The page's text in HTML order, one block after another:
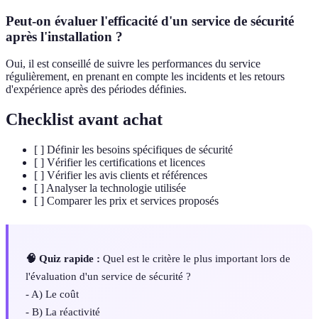
Peut-on évaluer l'efficacité d'un service de sécurité
après l'installation ?
Oui, il est conseillé de suivre les performances du service
régulièrement, en prenant en compte les incidents et les retours
d'expérience après des périodes définies.
Checklist avant achat
[ ] Définir les besoins spécifiques de sécurité
[ ] Vérifier les certifications et licences
[ ] Vérifier les avis clients et références
[ ] Analyser la technologie utilisée
[ ] Comparer les prix et services proposés
🧠 Quiz rapide : Quel est le critère le plus important lors de
l'évaluation d'un service de sécurité ?
- A) Le coût
- B) La réactivité